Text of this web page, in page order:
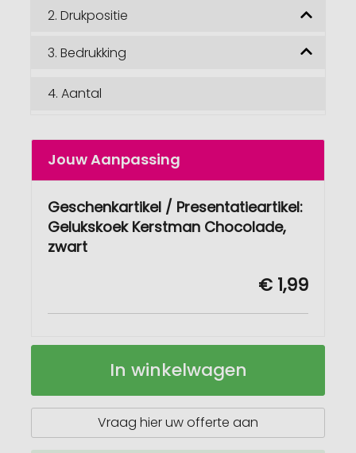
2. Drukpositie
3. Bedrukking
4. Aantal
Jouw Aanpassing
Geschenkartikel / Presentatieartikel:
Gelukskoek Kerstman Chocolade,
zwart
€ 1,99
Geschenkartikel
Gelukskoek
Op
In winkelwagen
Vraag hier uw offerte aan